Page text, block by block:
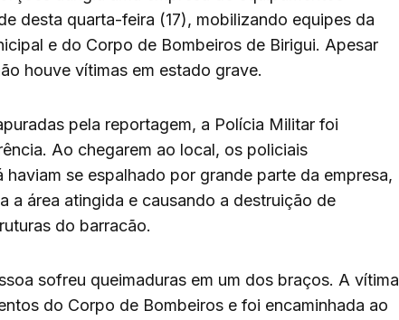
desta quarta-feira (17), mobilizando equipes da
e do Corpo de Bombeiros de Birigui. Apesar
houve vítimas em estado grave.
pela reportagem, a Polícia Militar foi
Ao chegarem ao local, os policiais
haviam se espalhado por grande parte da empresa,
a área atingida e causando a destruição de
do barracão.
sofreu queimaduras em um dos braços. A vítima
do Corpo de Bombeiros e foi encaminhada ao